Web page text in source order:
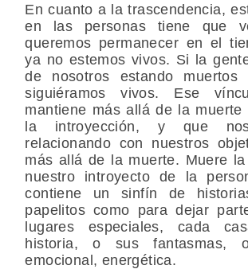
En cuanto a la trascendencia,
en las personas tiene que
queremos permanecer en el
ya no estemos vivos. Si la
de nosotros estando
siguiéramos vivos. Ese
mantiene más allá de la muerte
la introyección, y que
relacionando con nuestros
más allá de la muerte. Muere
nuestro introyecto de la
contiene un sinfín de
papelitos como para dejar
lugares especiales, cada
historia, o sus fantasmas,
emocional, energética.